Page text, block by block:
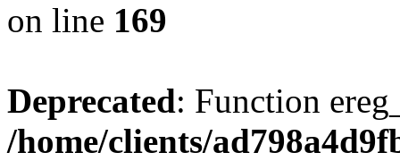
on line 169
Deprecated: Function
/home/clients/